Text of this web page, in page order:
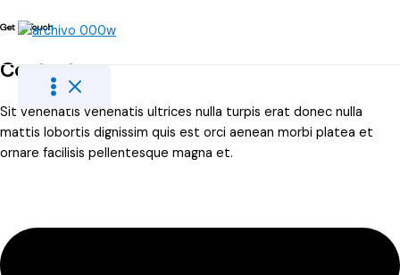
Ir
contenido
Get In Touch
Contact
Sit venenatis venenatis ultrices nulla turpis erat donec nulla
mattis lobortis dignissim quis est orci aenean morbi platea et
ornare facilisis pellentesque magna et.